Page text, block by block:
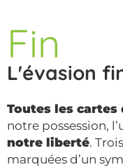
Fin
L'évasion
Toutes les cartes
notre possession,
notre liberté.
marquées d’un